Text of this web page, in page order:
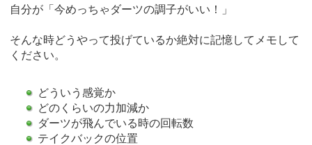
自分が「今めっちゃダーツの調子がいい！」
そんな時どうやって投げているか絶対に記憶してメモして
ください。
どういう感覚か
どのくらいの力加減か
ダーツが飛んでいる時の回転数
テイクバックの位置